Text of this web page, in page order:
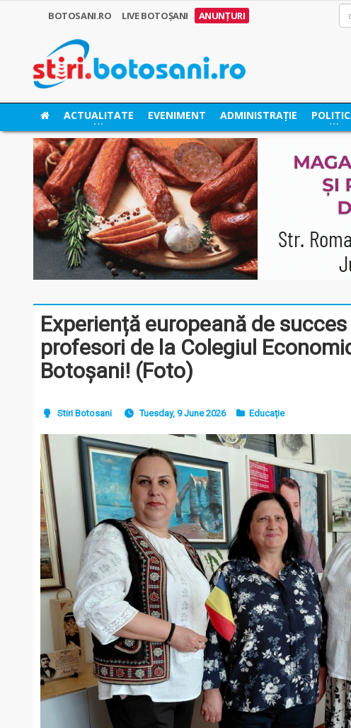
BOTOSANI.RO LIVE BOTOȘANI ANUNȚURI
ACTUALITATE EVENIMENT ADMINISTRAȚIE
Experiență europeană de
profesori de la Colegiul
Botoșani! (Foto)
Stiri Botosani Tuesday, 9 June 2026 Educație